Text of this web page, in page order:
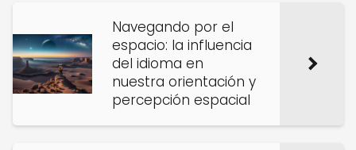
Navegando por el
espacio: la influencia
del idioma en
nuestra orientación y
percepción espacial